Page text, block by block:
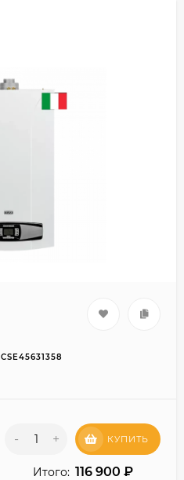
CSE45631358
- + КУПИТЬ
Итого: 116 900 ₽